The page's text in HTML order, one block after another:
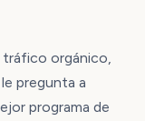
orgánico,
pregunta a
programa de